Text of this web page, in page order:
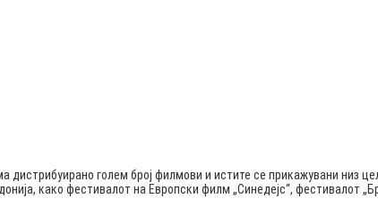
дистрибуирано голем број филмови и истите се прикажувани низ
како фестивалот на Европски филм „Синедејс“, фестивалот